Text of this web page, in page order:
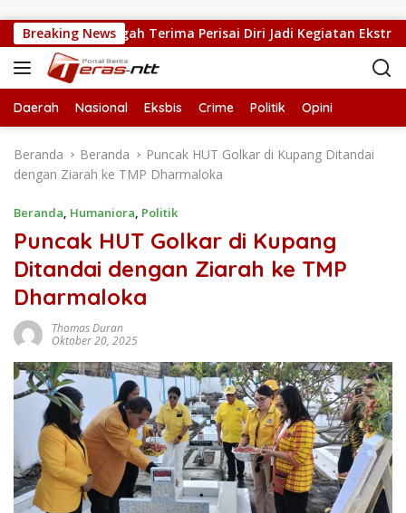
Breaking News
Kupang Tengah Terima Perisai Diri Jadi Kegiatan
Daerah Nasional Eksbis Crime Politik Opini
Beranda Beranda
Puncak HUT Golkar di Kupang Ditandai
dengan Ziarah ke TMP Dharmaloka
Beranda, Humaniora, Politik
Puncak HUT Golkar di Kupang
Ditandai dengan Ziarah ke TMP
Dharmaloka
Thomas Duran
Oktober 20, 2025